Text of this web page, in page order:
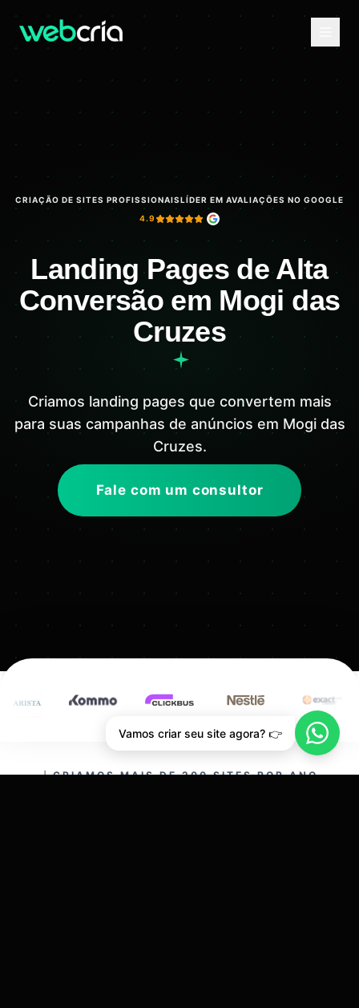
CRIAÇÃO DE SITES PROFISSIONAISLÍDER EM AVALIAÇÕES NO GOOGLE
4.9
Landing Pages de Alta
Conversão em Mogi das
Cruzes
Criamos landing pages que convertem mais
para suas campanhas de anúncios em Mogi das
Cruzes.
Fale com um consultor
CRIAMOS MAIS DE 200 SITES POR ANO.
Vamos criar seu site agora? 👉